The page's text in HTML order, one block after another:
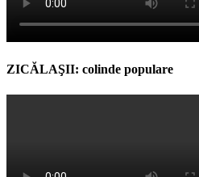
ZICĂLAŞII: colinde populare